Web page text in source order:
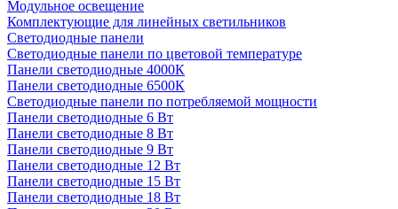
Модульное освещение
Комплектующие для линейных светильников
Светодиодные панели
Светодиодные панели по цветовой температуре
Панели светодиодные 4000К
Панели светодиодные 6500К
Светодиодные панели по потребляемой мощности
Панели светодиодные 6 Вт
Панели светодиодные 8 Вт
Панели светодиодные 9 Вт
Панели светодиодные 12 Вт
Панели светодиодные 15 Вт
Панели светодиодные 18 Вт